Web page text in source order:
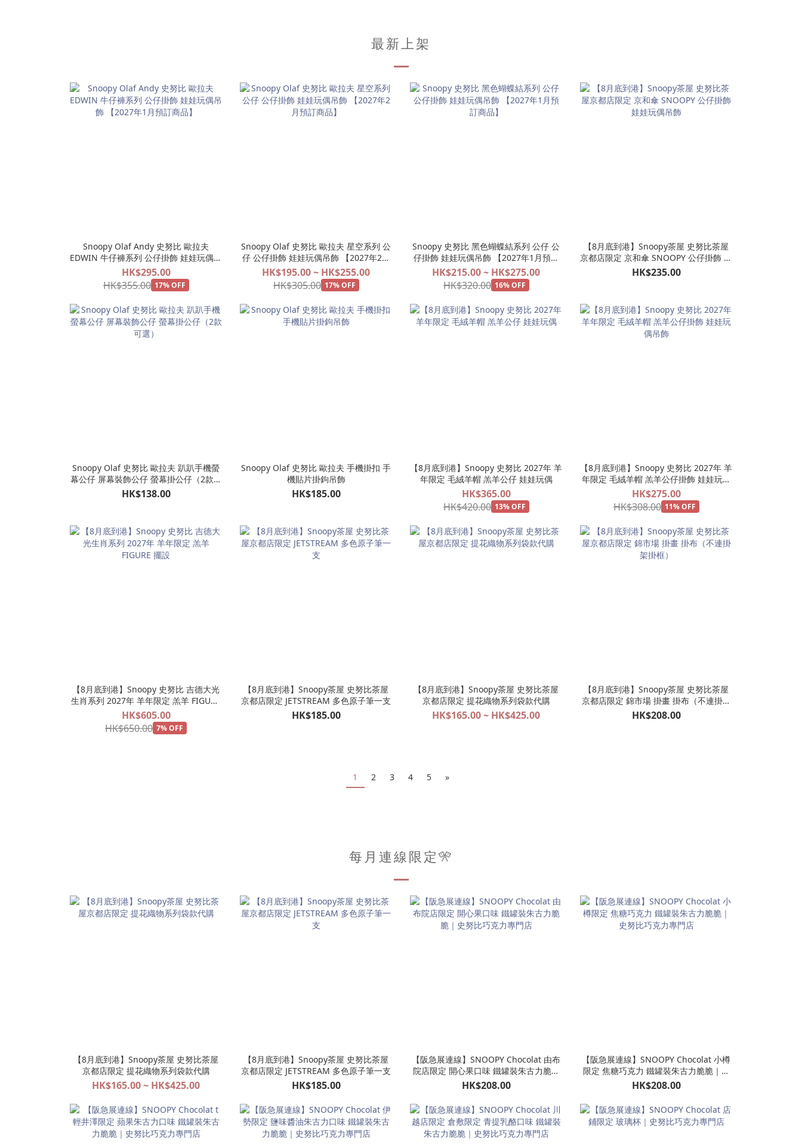
最新上架
Snoopy Olaf Andy 史努比 歐拉夫
EDWIN 牛仔褲系列 公仔掛飾 娃娃玩偶吊
飾 【2027年1月預訂商品】
HK$295.00
HK$355.00 17% OFF
Snoopy Olaf 史努比 歐拉夫 星空系列 公
仔 公仔掛飾 娃娃玩偶吊飾 【2027年2月
預訂商品】
HK$195.00 ~ HK$255.00
HK$305.00 17% OFF
Snoopy 史努比 黑色蝴蝶結系列 公仔 公
仔掛飾 娃娃玩偶吊飾 【2027年1月預訂
商品】
HK$215.00 ~ HK$275.00
HK$320.00 16% OFF
【8月底到港】Snoopy茶屋 史努比茶屋
京都店限定 京和傘 SNOOPY 公仔掛飾 娃
娃玩偶吊飾
HK$235.00
Snoopy Olaf 史努比 歐拉夫 趴趴手機螢
幕公仔 屏幕裝飾公仔 螢幕掛公仔（2款可
選）
HK$138.00
Snoopy Olaf 史努比 歐拉夫 手機掛扣 手
機貼片掛鉤吊飾
HK$185.00
【8月底到港】Snoopy 史努比 2027年 羊
年限定 毛絨羊帽 羔羊公仔 娃娃玩偶
HK$365.00
HK$420.00 13% OFF
【8月底到港】Snoopy 史努比 2027年 羊
年限定 毛絨羊帽 羔羊公仔掛飾 娃娃玩偶
吊飾
HK$275.00
HK$308.00 11% OFF
【8月底到港】Snoopy 史努比 吉德大光
生肖系列 2027年 羊年限定 羔羊 FIGURE
擺設
HK$605.00
HK$650.00 7% OFF
【8月底到港】Snoopy茶屋 史努比茶屋
京都店限定 JETSTREAM 多色原子筆一支
HK$185.00
【8月底到港】Snoopy茶屋 史努比茶屋
京都店限定 提花織物系列袋款代購
HK$165.00 ~ HK$425.00
【8月底到港】Snoopy茶屋 史努比茶屋
京都店限定 錦市場 掛畫 掛布（不連掛架
掛框）
HK$208.00
1 2 3 4 5 »
每月連線限定🎌
【8月底到港】Snoopy茶屋 史努比茶屋
京都店限定 提花織物系列袋款代購
HK$165.00 ~ HK$425.00
【8月底到港】Snoopy茶屋 史努比茶屋
京都店限定 JETSTREAM 多色原子筆一支
HK$185.00
【阪急展連線】SNOOPY Chocolat 由布
院店限定 開心果口味 鐵罐裝朱古力脆脆
｜史努比巧克力專門店
HK$208.00
【阪急展連線】SNOOPY Chocolat 小樽
限定 焦糖巧克力 鐵罐裝朱古力脆脆｜史
努比巧克力專門店
HK$208.00